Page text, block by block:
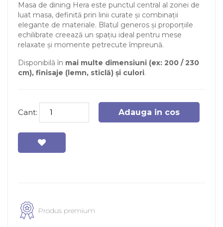
Masa de dining Hera este punctul central al zonei de
luat masa, definită prin linii curate și combinații
elegante de materiale. Blatul generos și proporțiile
echilibrate creează un spațiu ideal pentru mese
relaxate și momente petrecute împreună.
Disponibilă în mai multe dimensiuni (ex: 200 / 230
cm), finisaje (lemn, sticlă) și culori.
Cant: Adauga in cos
Produs premium